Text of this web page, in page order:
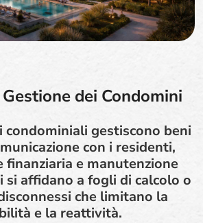
dei Condomini
condominiali gestiscono beni
con i residenti,
finanziaria e manutenzione
si affidano a fogli di calcolo o
che limitano la
e la reattività.